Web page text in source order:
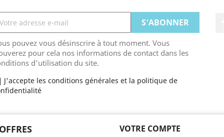
pouvez vous désinscrire à tout moment. Vous
pour cela nos informations de contact dans les
d'utilisation du site.
J'accepte les conditions générales et la politique de
VOTRE COMPTE